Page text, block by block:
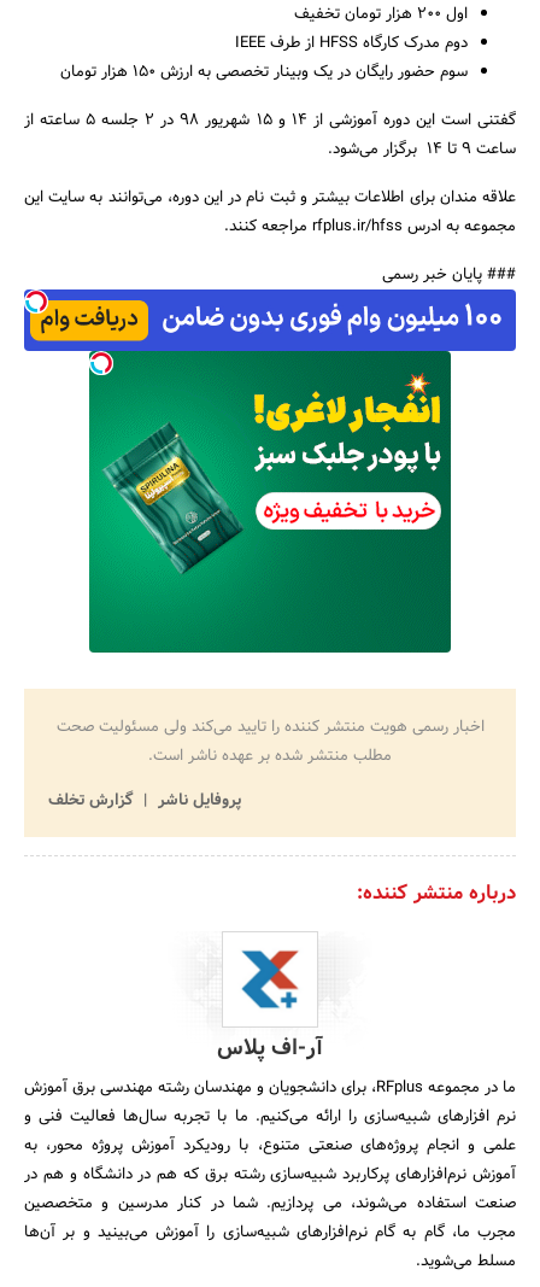
اول 200 هزار تومان تخفیف
دوم مدرک کارگاه HFSS از طرف IEEE
سوم حضور رایگان در یک وبینار تخصصی به ارزش 150 هزار تومان
گفتنی است این دوره آموزشی از 14 و 15 شهریور 98 در 2 جلسه 5 ساعته از
ساعت 9 تا 14 برگزار می‌شود.
علاقه مندان برای اطلاعات بیشتر و ثبت نام در این دوره، می‌توانند به سایت این
مجموعه به ادرس rfplus.ir/hfss مراجعه کنند.
### پایان خبر رسمی
اخبار رسمی هویت منتشر کننده را تایید می‌کند ولی مسئولیت صحت
مطلب منتشر شده بر عهده ناشر است.
پروفایل ناشر
گزارش تخلف
درباره منتشر کننده:
آر-اف پلاس
ما در مجموعه RFplus، برای دانشجویان و مهندسان رشته مهندسی برق آموزش
نرم افزارهای شبیه‌سازی را ارائه می‌کنیم. ما با تجربه سال‌ها فعالیت فنی و
علمی و انجام پروژه‌های صنعتی متنوع، با رودیکرد آموزش پروژه محور، به
آموزش نرم‌افزارهای پرکاربرد شبیه‌سازی رشته برق که هم در دانشگاه و هم در
صنعت استفاده می‌شوند، می پردازیم. شما در کنار مدرسین و متخصصین
مجرب ما، گام به گام نرم‌افزارهای شبیه‌سازی را آموزش می‌بینید و بر آن‌ها
مسلط می‌شوید.